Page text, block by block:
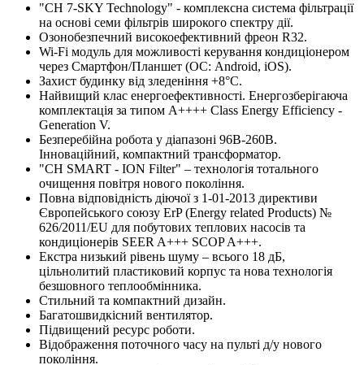
"CH 7-SKY Technology" - комплексна система фільтрації
на основі семи фільтрів широкого спектру дії.
Озонобезпечний високоефективний фреон R32.
Wi-Fi модуль для можливості керування кондиціонером
через Смартфон/Планшет (ОС: Android, iOS).
Захист будинку від зледеніння +8°C.
Найвищий клас енергоефективності. Енергозберігаюча
комплектація за типом A++++ Class Energy Efficiency -
Generation V.
Безперебійна робота у діапазоні 96В-260В.
Інноваційний, компактний трансформатор.
"CH SMART - ION Filter" – технологія тотального
очищення повітря нового покоління.
Повна відповідність діючої з 1-01-2013 директиви
Європейського союзу ErP (Energy related Products) №
626/2011/EU для побутових теплових насосів та
кондиціонерів SEER A+++ SCOP A+++.
Екстра низький рівень шуму – всього 18 дБ,
цільнолитий пластиковий корпус та нова технологія
безшовного теплообмінника.
Стильний та компактний дизайн.
Багатошвидкісний вентилятор.
Підвищений ресурс роботи.
Відображення поточного часу на пульті д/у нового
покоління.